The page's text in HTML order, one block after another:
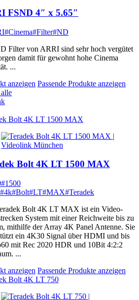
FSND 4″ x 5.65″
#Cinema#Filter#ND
Filter von ARRI sind sehr hoch vergütet
damit für gewohnt hohe Cinema
...
anzeigen Passende Produkte anzeigen
Bolt 4K LT 1500 MAX
Bolt 4K LT 1500 MAX
#1500
#4k#Bolt#LT#MAX#Teradek
Bolt 4K LT MAX ist ein Video-
System mit einer Reichweite bis zu
mithilfe der Array 4K Panel Antenne. Sie
ein 4K30 Signal über HDMI und bis
mit Rec 2020 HDR und 10Bit 4:2:2
...
anzeigen Passende Produkte anzeigen
Bolt 4K LT 750